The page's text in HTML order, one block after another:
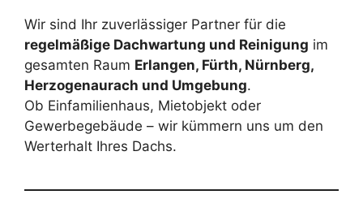
Wir sind Ihr zuverlässiger Partner für die
regelmäßige Dachwartung und Reinigung im
gesamten Raum Erlangen, Fürth, Nürnberg,
Herzogenaurach und Umgebung.
Ob Einfamilienhaus, Mietobjekt oder
Gewerbegebäude – wir kümmern uns um den
Werterhalt Ihres Dachs.